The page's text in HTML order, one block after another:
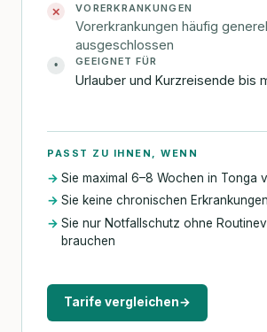
✕ VORERKRANKUNGEN
Vorerkrankungen häufig
ausgeschlossen
• GEEIGNET FÜR
Urlauber und Kurzreisende bis
PASST ZU IHNEN, WENN
Sie maximal 6–8 Wochen in Tonga
Sie keine chronischen
Sie nur Notfallschutz ohne
brauchen
Tarife vergleichen→